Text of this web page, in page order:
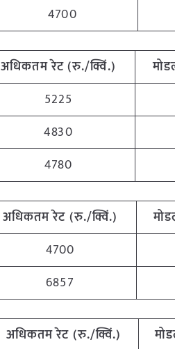
4700
अधिकतमरेट (रु./क्विं.)
5225
4830
4780
अधिकतमरेट (रु./क्विं.)
4700
6857
अधिकतमरेट (रु./क्विं.)